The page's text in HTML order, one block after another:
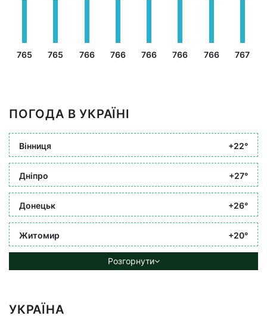
765 765 766 766 766 766 766 767
ПОГОДА В УКРАЇНІ
Вінниця +22°
Дніпро +27°
Донецьк +26°
Житомир +20°
Розгорнути
УКРАЇНА